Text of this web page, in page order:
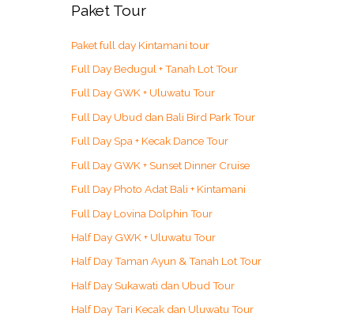
Paket Tour
Paket full day Kintamani tour
Full Day Bedugul + Tanah Lot Tour
Full Day GWK + Uluwatu Tour
Full Day Ubud dan Bali Bird Park Tour
Full Day Spa + Kecak Dance Tour
Full Day GWK + Sunset Dinner Cruise
Full Day Photo Adat Bali + Kintamani
Full Day Lovina Dolphin Tour
Half Day GWK + Uluwatu Tour
Half Day Taman Ayun & Tanah Lot Tour
Half Day Sukawati dan Ubud Tour
Half Day Tari Kecak dan Uluwatu Tour